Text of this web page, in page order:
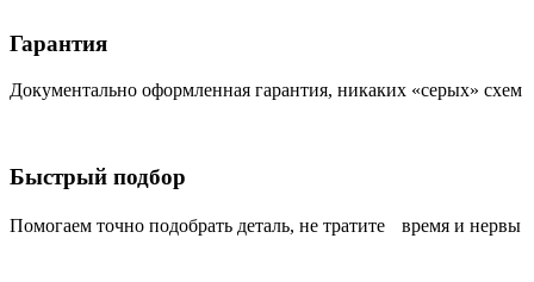
Гарантия
Документально оформленная гарантия, никаких «серых» схем
Быстрый подбор
Помогаем точно подобрать деталь, не тратите время и нервы